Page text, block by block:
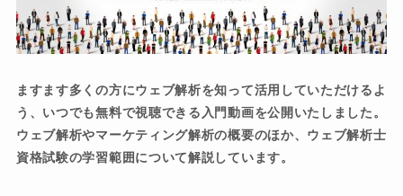
ますます多くの方にウェブ解析を知って活用していただけるよ
う、いつでも無料で視聴できる入門動画を公開いたしました。
ウェブ解析やマーケティング解析の概要のほか、ウェブ解析士
資格試験の学習範囲について解説しています。